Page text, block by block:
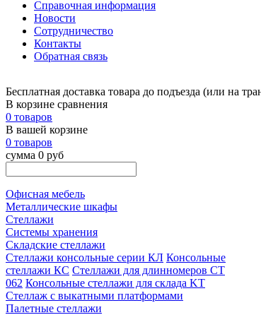
Справочная информация
Новости
Сотрудничество
Контакты
Обратная связь
Бесплатная доставка товара до подъезда (или на
В корзине сравнения
0 товаров
В вашей корзине
0 товаров
сумма 0 руб
Офисная мебель
Металлические шкафы
Стеллажи
Системы хранения
Складские стеллажи
Стеллажи консольные серии КЛ Консольные
стеллажи КС Стеллажи для длинномеров СТ
062 Консольные стеллажи для склада KT
Стеллаж с выкатными платформами
Палетные стеллажи